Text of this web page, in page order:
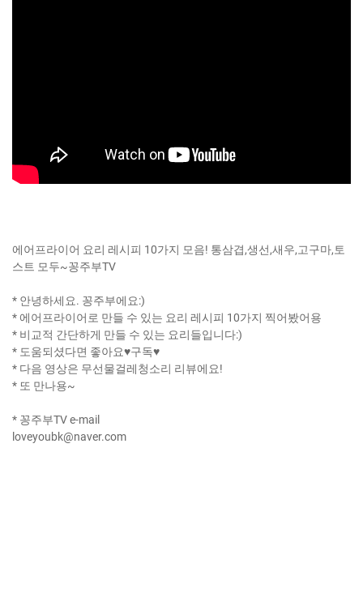
에어프라이어 요리 레시피 10가지 모음! 통삼겹,생선,새우,고구마,토
스트 모두~꽁주부TV
* 안녕하세요. 꽁주부에요:)
* 에어프라이어로 만들 수 있는 요리 레시피 10가지 찍어봤어용
* 비교적 간단하게 만들 수 있는 요리들입니다:)
* 도움되셨다면 좋아요♥구독♥
* 다음 영상은 무선물걸레청소리 리뷰에요!
* 또 만나용~
* 꽁주부TV e-mail
loveyoubk@naver.com